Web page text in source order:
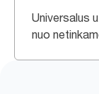
Universalus
nuo